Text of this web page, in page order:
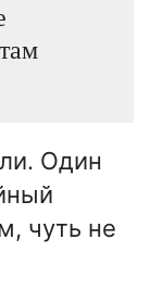
Один
чуть не